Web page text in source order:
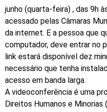
junho (quarta-feira) , das 9h
acessado pelas Câmaras
da internet. E a pessoa que
computador, deve entrar no
link estará disponível dez
necessário que tenha
acesso em banda larga.
A videoconferência é uma
Direitos Humanos e Minorias